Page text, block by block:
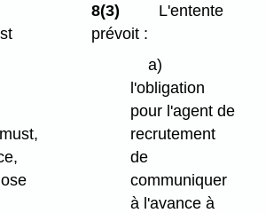
8(3)
L'entente
prévoit :
a)
l'obligation
pour l'agent de
recrutement
de
communiquer
à l'avance à